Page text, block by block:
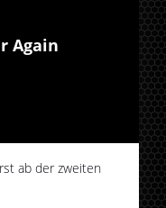
Again
ab der zweiten